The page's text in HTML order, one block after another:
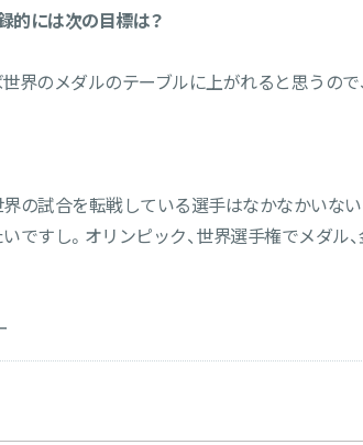
的には次の目標は？
界のメダルのテーブルに上がれると思うの
の試合を転戦している選手はなかなかいな
ですし。オリンピック、世界選手権でメダ